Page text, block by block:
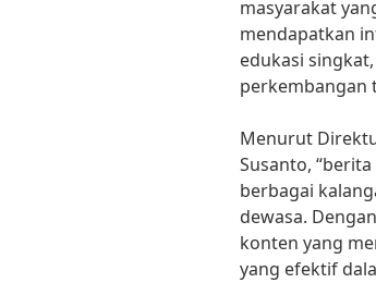
masyarakat
mendapatkan
edukasi
perkembangan
Menurut
Susanto,
berbagai
dewasa.
konten yang
yang efektif